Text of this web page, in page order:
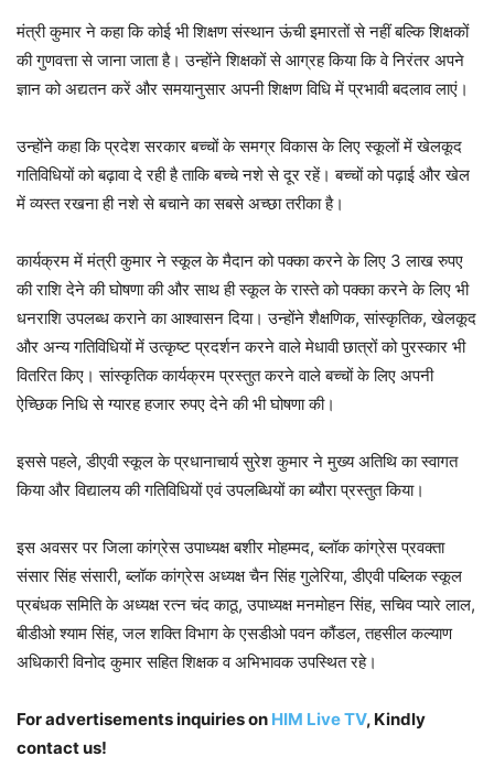
मंत्री कुमार ने कहा कि कोई भी शिक्षण संस्थान ऊंची इमारतों से नहीं बल्कि शिक्षकों
की गुणवत्ता से जाना जाता है। उन्होंने शिक्षकों से आग्रह किया कि वे निरंतर अपने
ज्ञान को अद्यतन करें और समयानुसार अपनी शिक्षण विधि में प्रभावी बदलाव लाएं।
उन्होंने कहा कि प्रदेश सरकार बच्चों के समग्र विकास के लिए स्कूलों में खेलकूद
गतिविधियों को बढ़ावा दे रही है ताकि बच्चे नशे से दूर रहें। बच्चों को पढ़ाई और खेल
में व्यस्त रखना ही नशे से बचाने का सबसे अच्छा तरीका है।
कार्यक्रम में मंत्री कुमार ने स्कूल के मैदान को पक्का करने के लिए 3 लाख रुपए
की राशि देने की घोषणा की और साथ ही स्कूल के रास्ते को पक्का करने के लिए भी
धनराशि उपलब्ध कराने का आश्वासन दिया। उन्होंने शैक्षणिक, सांस्कृतिक, खेलकूद
और अन्य गतिविधियों में उत्कृष्ट प्रदर्शन करने वाले मेधावी छात्रों को पुरस्कार भी
वितरित किए। सांस्कृतिक कार्यक्रम प्रस्तुत करने वाले बच्चों के लिए अपनी
ऐच्छिक निधि से ग्यारह हजार रुपए देने की भी घोषणा की।
इससे पहले, डीएवी स्कूल के प्रधानाचार्य सुरेश कुमार ने मुख्य अतिथि का स्वागत
किया और विद्यालय की गतिविधियों एवं उपलब्धियों का ब्यौरा प्रस्तुत किया।
इस अवसर पर जिला कांग्रेस उपाध्यक्ष बशीर मोहम्मद, ब्लॉक कांग्रेस प्रवक्ता
संसार सिंह संसारी, ब्लॉक कांग्रेस अध्यक्ष चैन सिंह गुलेरिया, डीएवी पब्लिक स्कूल
प्रबंधक समिति के अध्यक्ष रत्न चंद काठू, उपाध्यक्ष मनमोहन सिंह, सचिव प्यारे लाल,
बीडीओ श्याम सिंह, जल शक्ति विभाग के एसडीओ पवन कौंडल, तहसील कल्याण
अधिकारी विनोद कुमार सहित शिक्षक व अभिभावक उपस्थित रहे।
For advertisements inquiries on HIM Live TV, Kindly
contact us!